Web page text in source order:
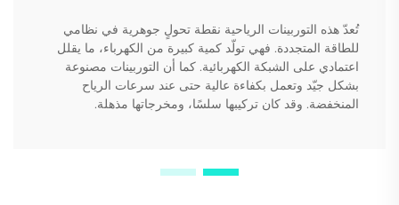
تُعدّ هذه التوربينات الرياحية نقطة تحولٍ جوهرية في نظامي
للطاقة المتجددة. فهي تولّد كمية كبيرة من الكهرباء، ما يقلل
اعتمادي على الشبكة الكهربائية. كما أن التوربينات مصنوعة
بشكل جيّد وتعمل بكفاءة عالية حتى عند سرعات الرياح
المنخفضة. وقد كان تركيبها سلسًا، ومخرجاتها مذهلة.